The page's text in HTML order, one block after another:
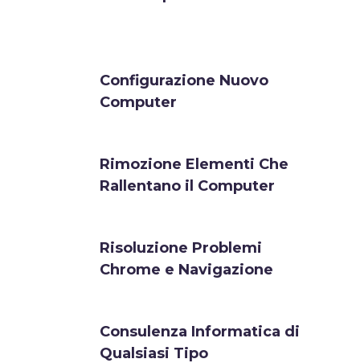
Configurazione Nuovo
Computer
Rimozione Elementi Che
Rallentano il Computer
Risoluzione Problemi
Chrome e Navigazione
Consulenza Informatica di
Qualsiasi Tipo